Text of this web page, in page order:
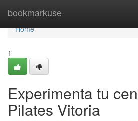
bookmarkuse
Home
Home
1
Experimenta tu
Pilates Vitoria